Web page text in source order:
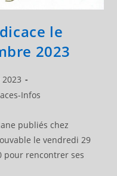
le
2023
Infos
publiés chez
le vendredi 29
pour rencontrer ses